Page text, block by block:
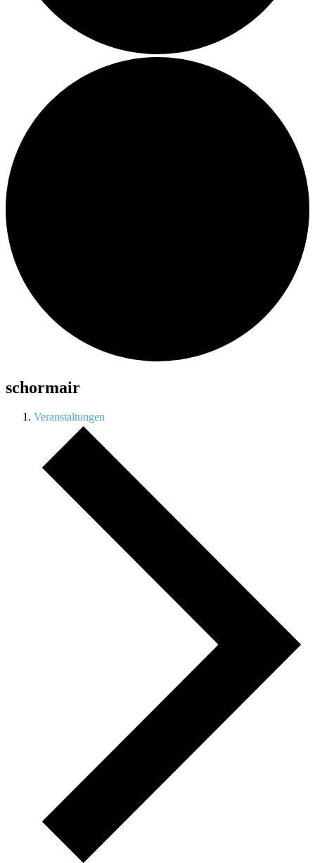
schormair
Veranstaltungen